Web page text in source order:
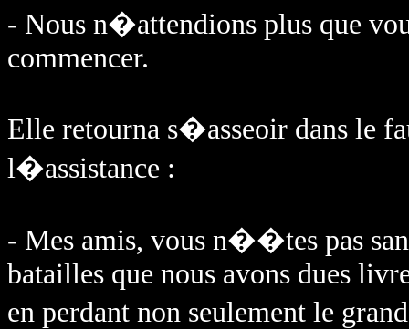
- Nous n�attendions plus que
commencer.
Elle retourna s�asseoir dans le
l�assistance :
- Mes amis, vous n��tes pas
batailles que nous avons dues
en perdant non seulement le